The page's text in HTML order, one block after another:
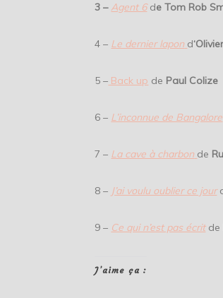
3 – Agent 6de Tom Rob
4 – Le dernier lapon d
5 – Back up de Paul Colize
6 – L’inconnue de Bangalore
7 – La cave à charbon de
8 – J’ai voulu oublier ce jour
9 – Ce qui n’est pas écritde
J’aime ça :